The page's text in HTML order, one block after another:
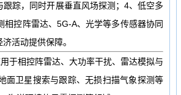
踪，同时开展垂直风场探测；4、低空多
控阵雷达、5G-A、光学等多传感器协同
活动提供保障。
于相控阵雷达、大功率干扰、雷达模拟与
面卫星搜索与跟踪、无损扫描气象探测等